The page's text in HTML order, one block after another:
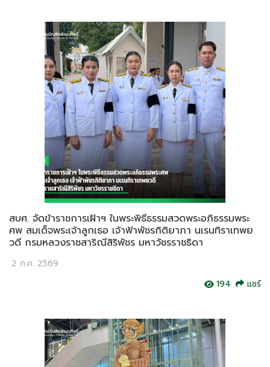
สบศ. จัดข้าราชการเฝ้าฯ ในพระพิธีธรรมสวดพระอภิธรรมพระ
ศพ สมเด็จพระเจ้าลูกเธอ เจ้าฟ้าพัชรกิติยาภา นเรนทิราเทพย
วดี กรมหลวงราชสาริณีสิริพัชร มหาวัชรราชธิดา
2 ก.ค. 2569
194
แชร์